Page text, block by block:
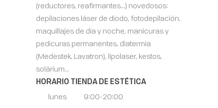
(reductores, reafirmantes...) novedosos:
depilaciones láser de diodo, fotodepilación,
maquillajes de día y noche, manicuras y
pedicuras permanentes, diatermia
(Medestek, Lavatron), lipolaser, kestos,
solárium...
HORARIO TIENDA DE ESTÉTICA
lunes
9:00-20:00